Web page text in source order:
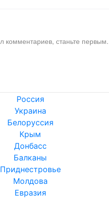
комментариев, станьте первым.
Россия
Украина
Белоруссия
Крым
Донбасс
Балканы
Приднестровье
Молдова
Евразия